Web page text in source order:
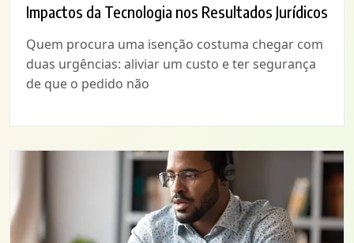
Impactos da Tecnologia nos Resultados Jurídicos
Quem procura uma isenção costuma chegar com
duas urgências: aliviar um custo e ter segurança
de que o pedido não